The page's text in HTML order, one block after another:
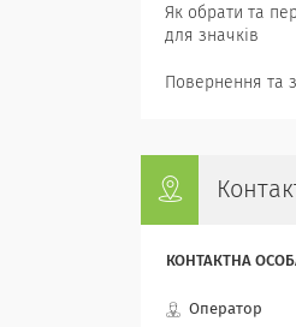
Як обрати та
для значків
Повернення та
Оператор